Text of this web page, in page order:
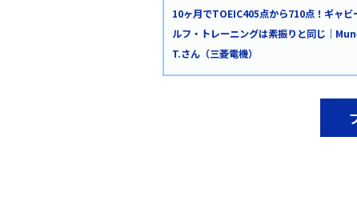
10ヶ月でTOEIC405点から710点！ギャビ
ルフ・トレーニングは素振りと同じ｜
T.さん（三菱電機）